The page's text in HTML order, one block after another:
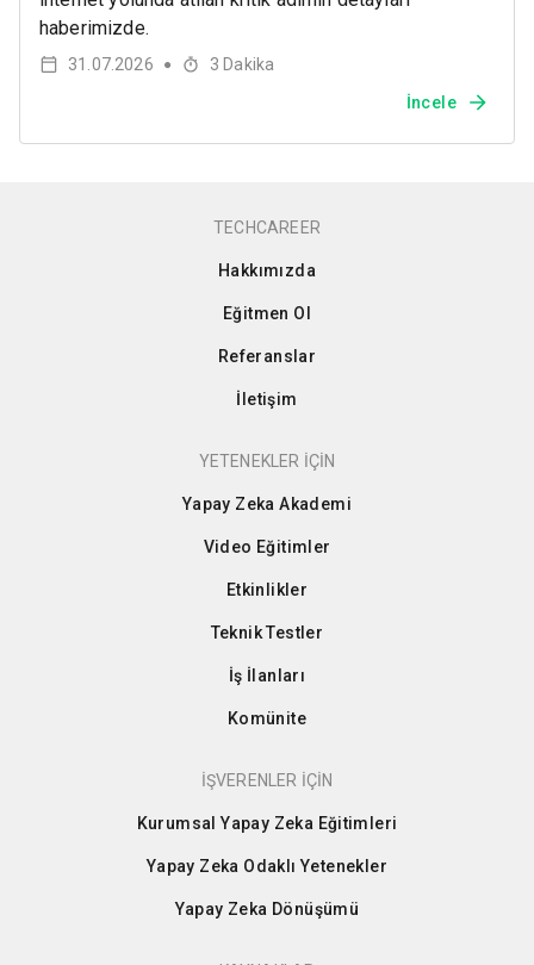
haberimizde.
31.07.2026 ● 3 Dakika
İncele
TECHCAREER
Hakkımızda
Eğitmen Ol
Referanslar
İletişim
YETENEKLER İÇİN
Yapay Zeka Akademi
Video Eğitimler
Etkinlikler
Teknik Testler
İş İlanları
Komünite
İŞVERENLER İÇİN
Kurumsal Yapay Zeka Eğitimleri
Yapay Zeka Odaklı Yetenekler
Yapay Zeka Dönüşümü